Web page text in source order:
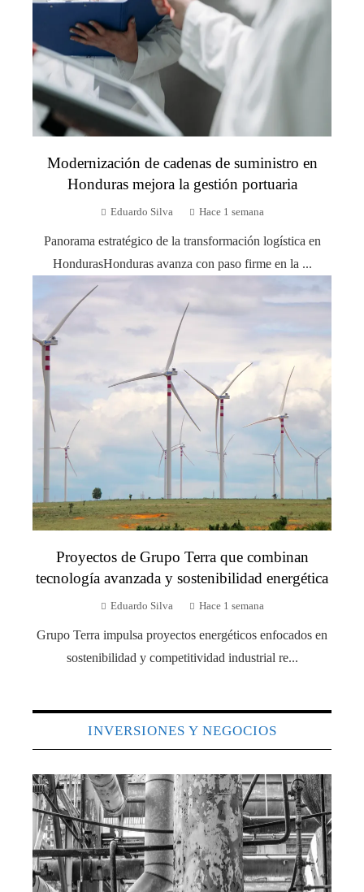
Modernización de cadenas de suministro en
Honduras mejora la gestión portuaria
Eduardo Silva Hace 1 semana
Panorama estratégico de la transformación logística en
HondurasHonduras avanza con paso firme en la ...
Proyectos de Grupo Terra que combinan
tecnología avanzada y sostenibilidad energética
Eduardo Silva Hace 1 semana
Grupo Terra impulsa proyectos energéticos enfocados en
sostenibilidad y competitividad industrial re...
INVERSIONES Y NEGOCIOS